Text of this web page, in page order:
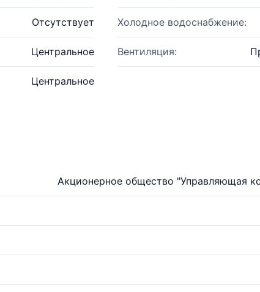
Отсутствует Холодное водоснабжение:
Центральное Вентиляция:
Центральное
Акционерное общество "Управляющая